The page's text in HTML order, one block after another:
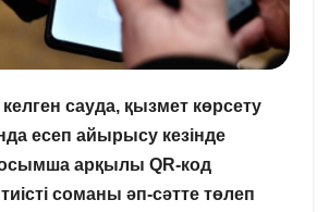
келген сауда, қызмет көрсету
есеп айырысу кезінде
арқылы QR-код
соманы әп-сәтте төлеп